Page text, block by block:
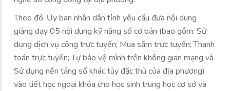
Theo đó, Ủy ban nhân dân tỉnh yêu cầu đưa nội dung
giảng dạy 05 nội dung kỹ năng số cơ bản (bao gồm: Sử
dụng dịch vụ công trực tuyến; Mua sắm trực tuyến; Thanh
toán trực tuyến; Tự bảo vệ mình trên không gian mạng và
Sử dụng nền tảng số khác tùy đặc thù của địa phương)
vào tiết học ngoại khóa cho học sinh trung học cơ sở và